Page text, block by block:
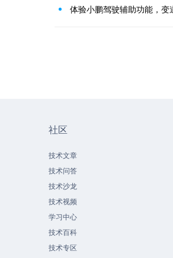
体验小鹏驾驶辅助功能，变
社区
技术文章
技术问答
技术沙龙
技术视频
学习中心
技术百科
技术专区